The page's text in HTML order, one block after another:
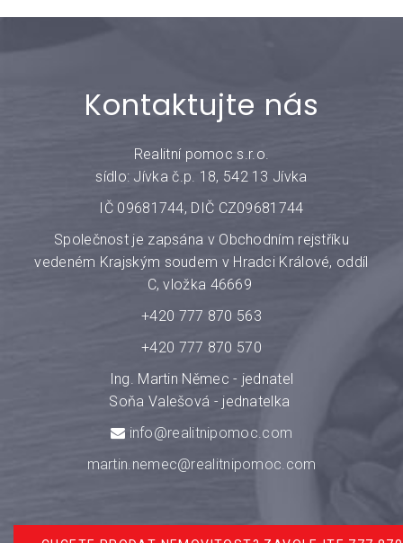
Kontaktujte nás
Realitní pomoc s.r.o.
sídlo: Jívka č.p. 18, 542 13 Jívka
IČ 09681744, DIČ CZ09681744
Společnost je zapsána v Obchodním rejstříku
vedeném Krajským soudem v Hradci Králové, oddíl
C, vložka 46669
+420 777 870 563
+420 777 870 570
Ing. Martin Němec - jednatel
Soňa Valešová - jednatelka
info@realitnipomoc.com
martin.nemec@realitnipomoc.com